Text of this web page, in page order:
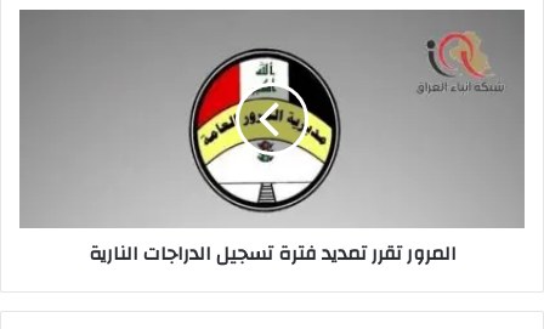
تمديد
فترة
المرور تقرر تمديد فترة تسجيل الدراجات النارية